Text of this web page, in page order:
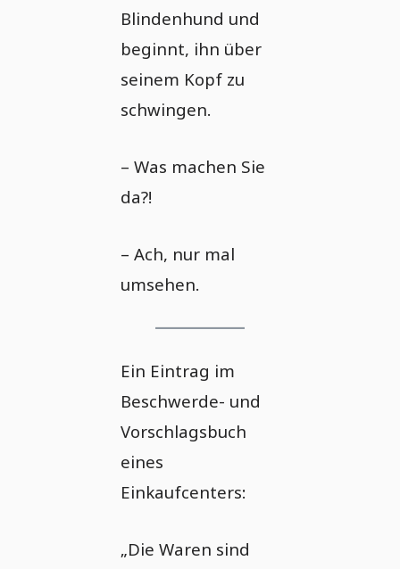
Blindenhund und
beginnt, ihn über
seinem Kopf zu
schwingen.
– Was machen Sie
da?!
– Ach, nur mal
umsehen.
Ein Eintrag im
Beschwerde- und
Vorschlagsbuch
eines
Einkaufcenters:
„Die Waren sind